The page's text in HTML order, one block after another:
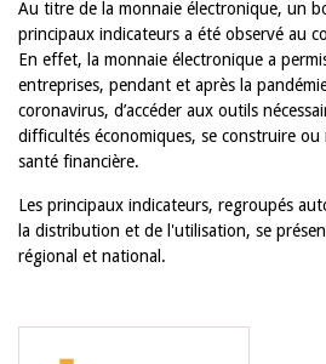
Au titre de la monnaie électronique, un
principaux indicateurs a été observé au
En effet, la monnaie électronique a
entreprises, pendant et après la
coronavirus, d’accéder aux outils
difficultés économiques, se construire ou
santé financière.
Les principaux indicateurs, regroupés
la distribution et de l'utilisation, se
régional et national.